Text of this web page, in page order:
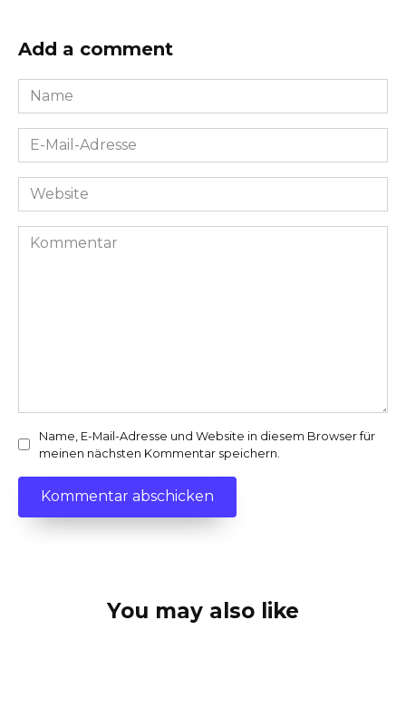
Add a comment
Name
*
E-
Mail-
Adresse
Website
Kommentar
Name, E-Mail-Adresse und Website in diesem Browser für
meinen nächsten Kommentar speichern.
You may also like